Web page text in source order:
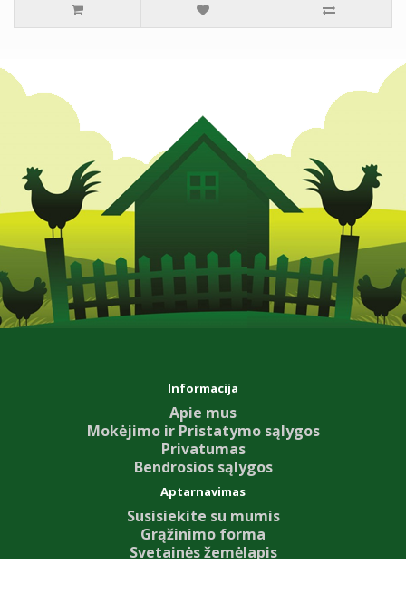
Informacija
Apie mus
Mokėjimo ir Pristatymo sąlygos
Privatumas
Bendrosios sąlygos
Aptarnavimas
Susisiekite su mumis
Grąžinimo forma
Svetainės žemėlapis